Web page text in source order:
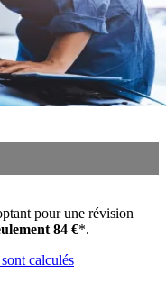
pour une révision
84 €*.
calculés